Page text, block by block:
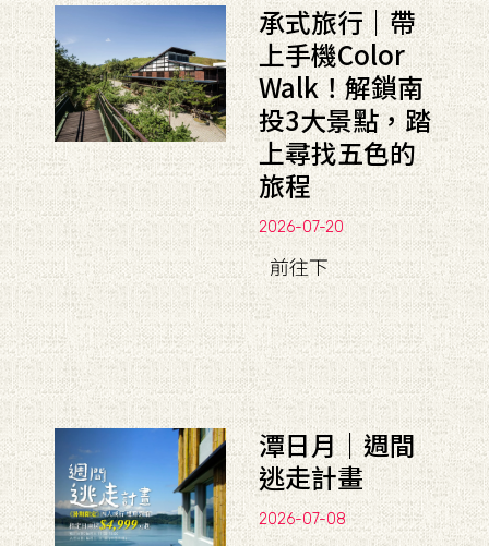
承式旅行｜帶
上手機Color
Walk！解鎖南
投3大景點，踏
上尋找五色的
旅程
2026-07-20
前往下
潭日月｜週間
逃走計畫
2026-07-08